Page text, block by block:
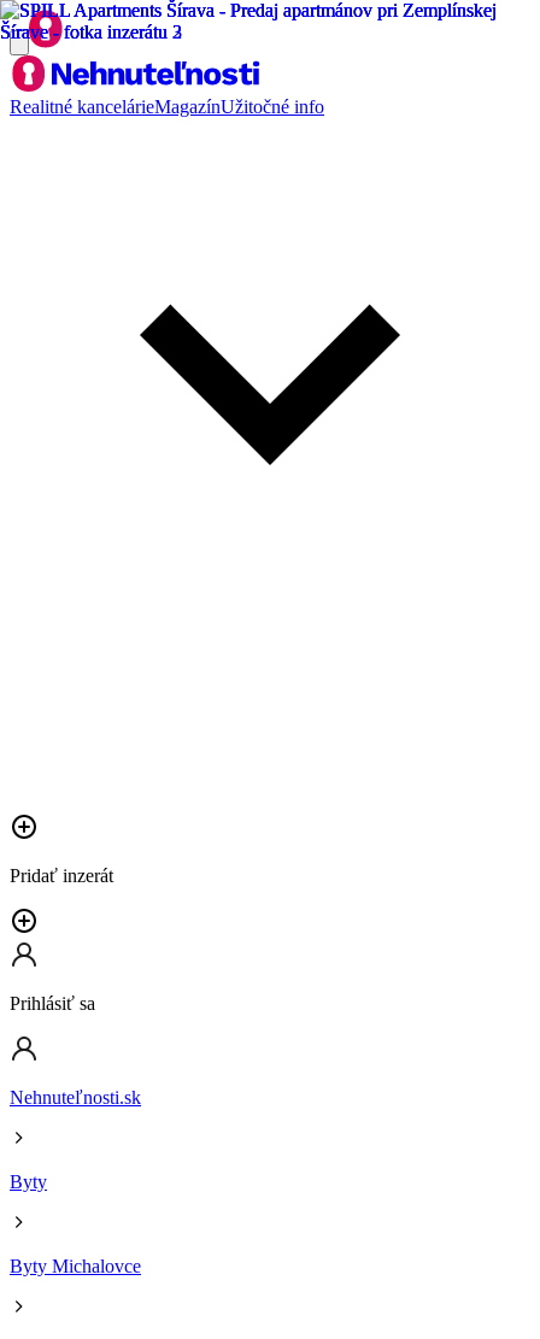
Realitné kancelárieMagazínUžitočné info
Pridať inzerát
Prihlásiť sa
Nehnuteľnosti.sk
Byty
Byty Michalovce